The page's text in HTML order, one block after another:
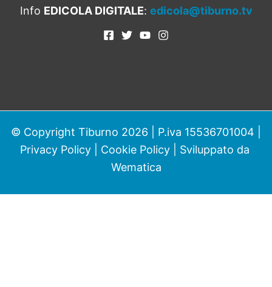
Info EDICOLA DIGITALE: edicola@tiburno.tv
© Copyright Tiburno 2026 | P.iva 15536701004 |
Privacy Policy| Cookie Policy| Sviluppato da
Wematica